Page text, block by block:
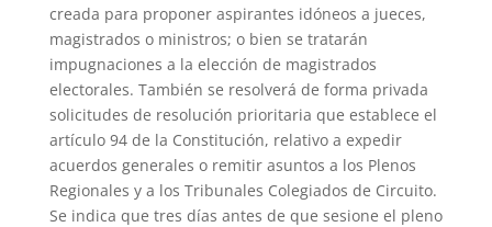
creada para proponer aspirantes idóneos a jueces,
magistrados o ministros; o bien se tratarán
impugnaciones a la elección de magistrados
electorales. También se resolverá de forma privada
solicitudes de resolución prioritaria que establece el
artículo 94 de la Constitución, relativo a expedir
acuerdos generales o remitir asuntos a los Plenos
Regionales y a los Tribunales Colegiados de Circuito.
Se indica que tres días antes de que sesione el pleno